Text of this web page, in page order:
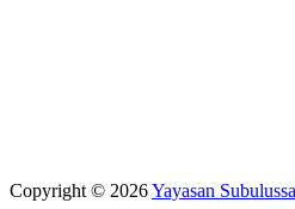
Copyright © 2026Yayasan